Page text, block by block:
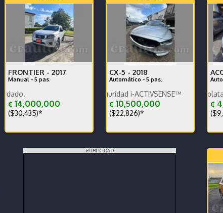
FRONTIER - 2017
Manual - 5 pas.
Unico dueño muy cuidado.
¢ 14,000,000
($30,435)*
CX-5 - 2018
Automático - 5 pas.
Equipamiento de seguridad i-ACTIVSENSE™
¢ 10,500,000
($22,826)*
¢
PUBLICIDAD